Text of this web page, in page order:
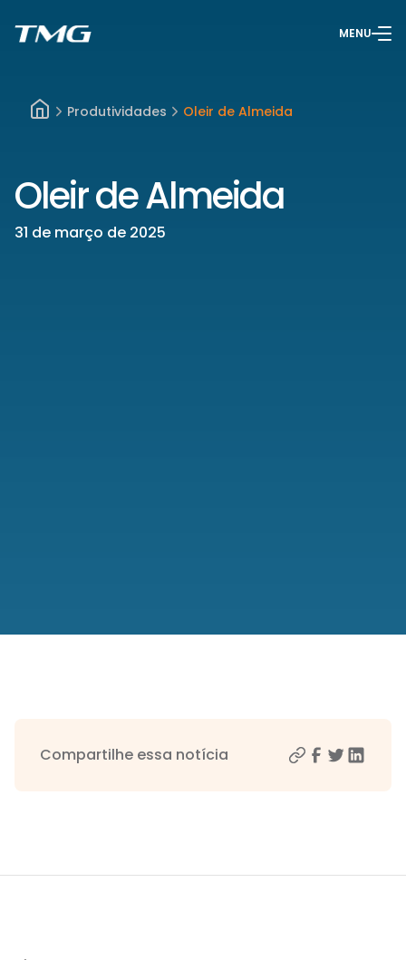
MENU
Produtividades Oleir de Almeida
Oleir de Almeida
31 de março de 2025
Compartilhe essa notícia